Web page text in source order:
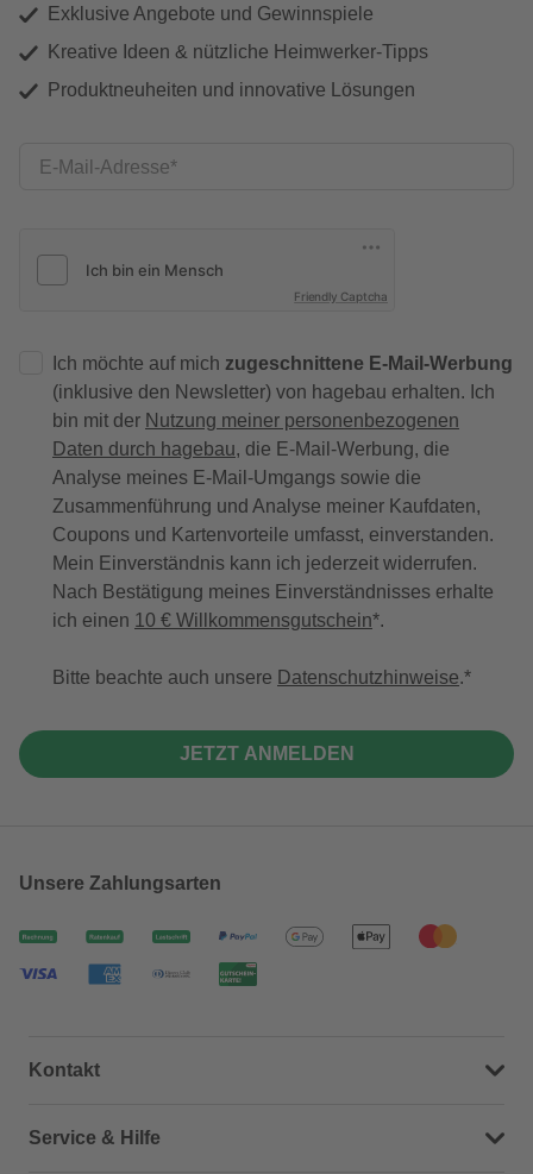
Exklusive Angebote und Gewinnspiele
Kreative Ideen & nützliche Heimwerker-Tipps
Produktneuheiten und innovative Lösungen
E-Mail-Adresse
Friendly Captcha
Ich möchte auf mich zugeschnittene E-Mail-Werbung
(inklusive den Newsletter) von hagebau erhalten. Ich
bin mit der Nutzung meiner personenbezogenen
Daten durch hagebau, die E-Mail-Werbung, die
Analyse meines E-Mail-Umgangs sowie die
Zusammenführung und Analyse meiner Kaufdaten,
Coupons und Kartenvorteile umfasst, einverstanden.
Mein Einverständnis kann ich jederzeit widerrufen.
Nach Bestätigung meines Einverständnisses erhalte
ich einen 10 € Willkommensgutschein*.
Bitte beachte auch unsere Datenschutzhinweise.
JETZT ANMELDEN
Unsere Zahlungsarten
Kontakt
Dein Kontakt zu uns
Service & Hilfe